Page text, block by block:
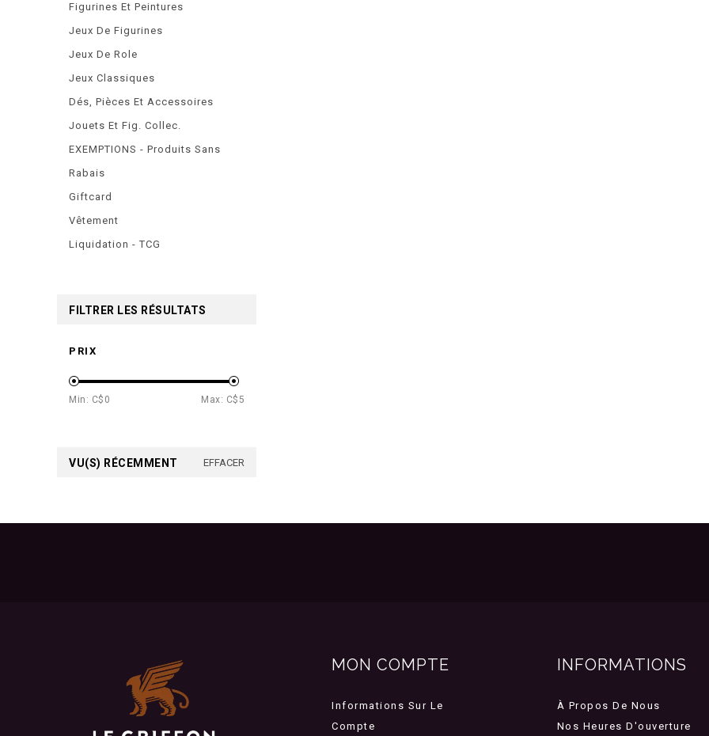
Figurines Et Peintures
Jeux De Figurines
Jeux De Role
Jeux Classiques
Dés, Pièces Et Accessoires
Jouets Et Fig. Collec.
EXEMPTIONS - Produits Sans
Rabais
Giftcard
Vêtement
Liquidation - TCG
FILTRER LES RÉSULTATS
PRIX
Min: C$ 0 Max: C$ 5
VU(S) RÉCEMMENT EFFACER
MON COMPTE
Informations Sur Le
Compte
INFORMATIONS
À Propos De Nous
Nos Heures D'ouverture